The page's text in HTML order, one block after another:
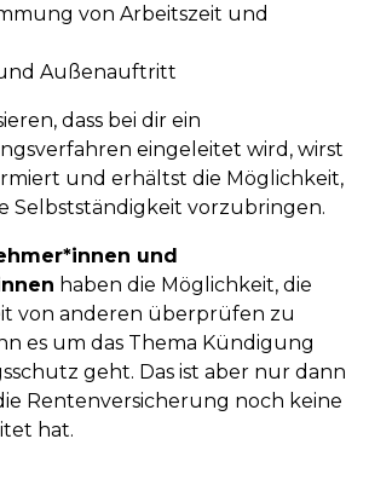
von Arbeitszeit und
Außenauftritt
dass bei dir ein
eingeleitet wird, wirst
und erhältst die Möglichkeit,
Selbstständigkeit vorzubringen.
und
haben die Möglichkeit, die
von anderen überprüfen zu
es um das Thema Kündigung
geht. Das ist aber nur dann
Rentenversicherung noch keine
hat.